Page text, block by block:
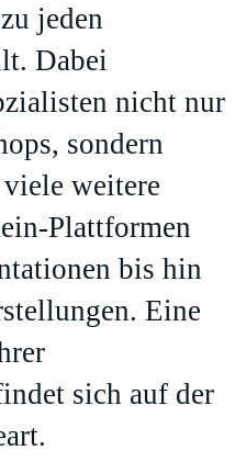
jeden
Dabei
nicht nur
sondern
weitere
Plattformen
bis hin
Eine
sich auf der
.